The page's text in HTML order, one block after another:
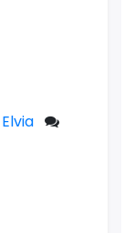
Elvia